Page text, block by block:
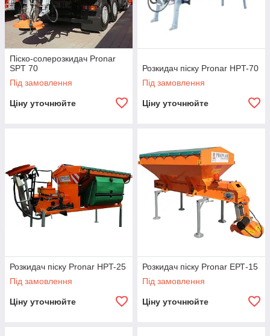
Піско-солерозкидач Pronar
SPT 70
Під замовлення
Ціну уточнюйте
Розкидач піску Pronar HPT-70
Під замовлення
Ціну уточнюйте
Розкидач піску Pronar HPT-25
Під замовлення
Ціну уточнюйте
Розкидач піску Pronar ЕРТ-15
Під замовлення
Ціну уточнюйте